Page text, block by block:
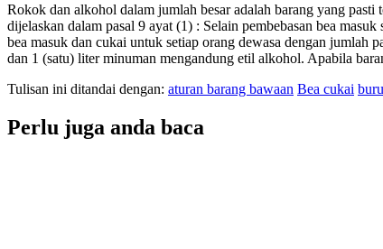
Rokok dan alkohol dalam jumlah besar adalah barang yang
dijelaskan dalam pasal 9 ayat (1) : Selain pembebasan bea
bea masuk dan cukai untuk setiap orang dewasa dengan jumlah
dan 1 (satu) liter minuman mengandung etil alkohol. Apabila
Tulisan ini ditandai dengan: aturan barang bawaan Bea cukai
Perlu juga anda baca